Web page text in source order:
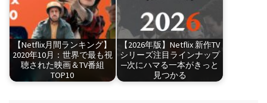
【Netflix月間ランキング】
2020年10月：世界で最も視
聴された映画＆TV番組
TOP10
【2026年版】Netflix 新作TV
シリーズ注目ラインナップ
─次にハマる一本がきっと
見つかる